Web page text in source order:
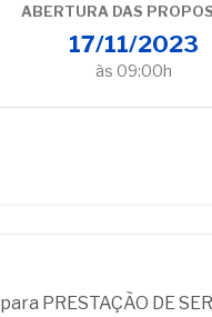
ABERTURA DAS
17/11/2023
às 09:00h
PRESTAÇÃO DE